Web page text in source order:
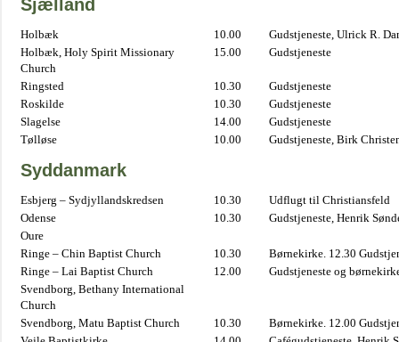
Sjælland
Holbæk 10.00
Gudstjeneste, Ulrick R.
Holbæk, Holy Spirit Missionary
Church
15.00 Gudstjeneste
Ringsted 10.30
Gudstjeneste
Roskilde
10.30
Gudstjeneste
Slagelse
14.00
Gudstjeneste
Tølløse
10.00 Gudstjeneste, Birk
Syddanmark
Esbjerg – Sydjyllandskredsen 10.30
Udflugt til Christiansfeld
Odense
10.30
Gudstjeneste, Henrik
Oure
Ringe – Chin Baptist Church
10.30
Børnekirke. 12.30
Ringe – Lai Baptist Church
12.00
Gudstjeneste og
Svendborg, Bethany International
Church
Svendborg, Matu Baptist Church
10.30
Børnekirke. 12.00